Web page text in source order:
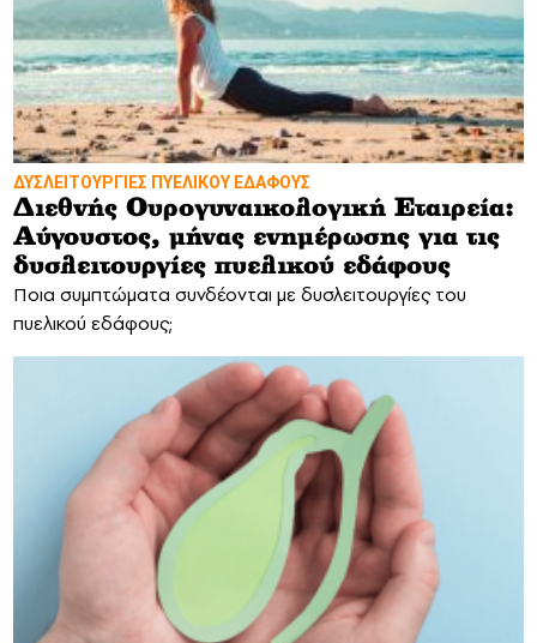
ΔΥΣΛΕΙΤΟΥΡΓΙΕΣ ΠΥΕΛΙΚΟΥ ΕΔΑΦΟΥΣ
Διεθνής Ουρογυναικολογική Εταιρεία:
Αύγουστος, μήνας ενημέρωσης για τις
δυσλειτουργίες πυελικού εδάφους
Ποια συμπτώματα συνδέονται με δυσλειτουργίες του
πυελικού εδάφους;